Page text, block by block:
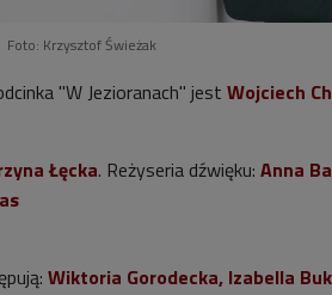
Foto: Krzysztof Świeżak
"W Jezioranach" jest Wojciech
Łęcka. Reżyseria dźwięku: Anna
Wiktoria Gorodecka, Izabella